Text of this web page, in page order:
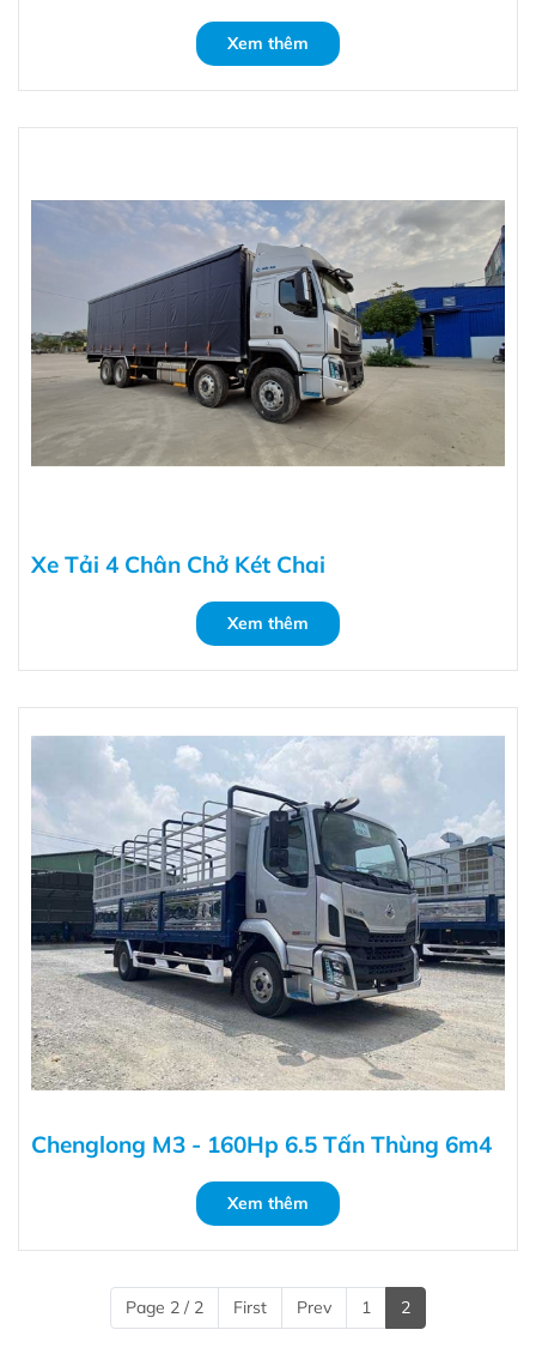
Xem thêm
Xe Tải 4 Chân Chở Két Chai
Xem thêm
Chenglong M3 - 160Hp 6.5 Tấn Thùng 6m4
Xem thêm
Page 2 / 2 First Prev 1 2